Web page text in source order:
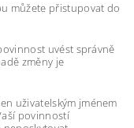
můžete přistupovat do
uvést správně
změny je
uživatelským jménem
povinností